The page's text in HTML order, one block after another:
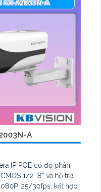
A
IP POE có độ phân
8” và hỗ trợ